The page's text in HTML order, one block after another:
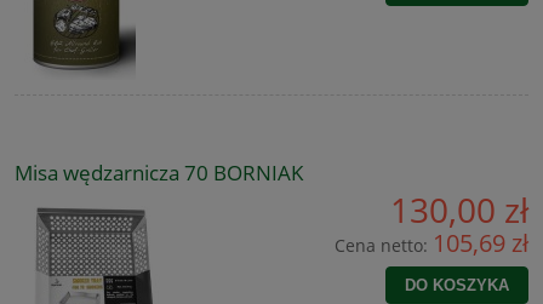
Misa wędzarnicza 70 BORNIAK
130,00 zł
Cena netto: 105,69 zł
DO KOSZYKA